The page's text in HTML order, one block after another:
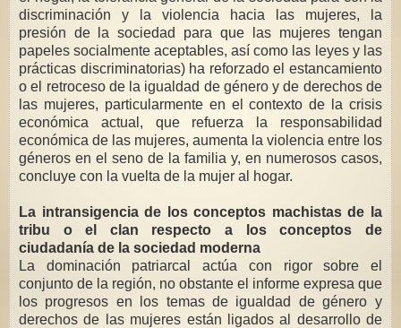
discriminación y la violencia hacia las mujeres, la
presión de la sociedad para que las mujeres tengan
papeles socialmente aceptables, así como las leyes y las
prácticas discriminatorias) ha reforzado el estancamiento
o el retroceso de la igualdad de género y de derechos de
las mujeres, particularmente en el contexto de la crisis
económica actual, que refuerza la responsabilidad
económica de las mujeres, aumenta la violencia entre los
géneros en el seno de la familia y, en numerosos casos,
concluye con la vuelta de la mujer al hogar.
La intransigencia de los conceptos machistas de la
tribu o el clan respecto a los conceptos de
ciudadanía de la sociedad moderna
La dominación patriarcal actúa con rigor sobre el
conjunto de la región, no obstante el informe expresa que
los progresos en los temas de igualdad de género y
derechos de las mujeres están ligados al desarrollo de